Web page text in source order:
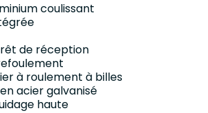
coulissant
de réception
à roulement à billes
en acier galvanisé
haute